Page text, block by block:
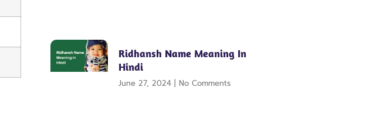
Ridhansh Name Meaning In
Hindi
June 27, 2024 No Comments